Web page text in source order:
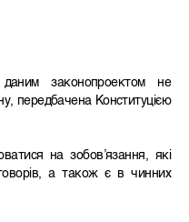
законопроектом не
передбачена Конституцією
на зобов’язання, які
а також є в чинних